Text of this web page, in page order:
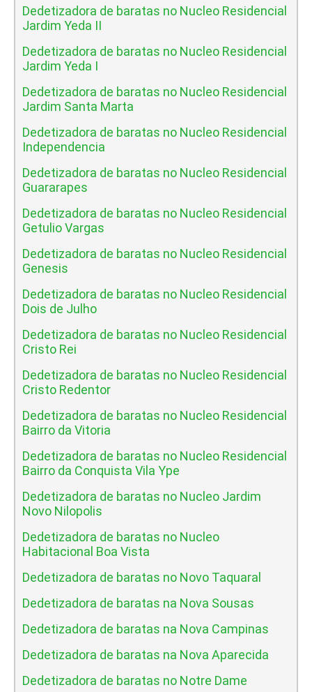
Dedetizadora de baratas no Nucleo Residencial
Jardim Yeda II
Dedetizadora de baratas no Nucleo Residencial
Jardim Yeda I
Dedetizadora de baratas no Nucleo Residencial
Jardim Santa Marta
Dedetizadora de baratas no Nucleo Residencial
Independencia
Dedetizadora de baratas no Nucleo Residencial
Guararapes
Dedetizadora de baratas no Nucleo Residencial
Getulio Vargas
Dedetizadora de baratas no Nucleo Residencial
Genesis
Dedetizadora de baratas no Nucleo Residencial
Dois de Julho
Dedetizadora de baratas no Nucleo Residencial
Cristo Rei
Dedetizadora de baratas no Nucleo Residencial
Cristo Redentor
Dedetizadora de baratas no Nucleo Residencial
Bairro da Vitoria
Dedetizadora de baratas no Nucleo Residencial
Bairro da Conquista Vila Ype
Dedetizadora de baratas no Nucleo Jardim
Novo Nilopolis
Dedetizadora de baratas no Nucleo
Habitacional Boa Vista
Dedetizadora de baratas no Novo Taquaral
Dedetizadora de baratas na Nova Sousas
Dedetizadora de baratas na Nova Campinas
Dedetizadora de baratas na Nova Aparecida
Dedetizadora de baratas no Notre Dame